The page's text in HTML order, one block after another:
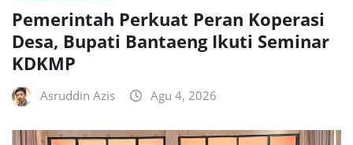
Pemerintah Perkuat Peran Koperasi
Desa, Bupati Bantaeng Ikuti Seminar
KDKMP
Asruddin Azis Agu 4, 2026